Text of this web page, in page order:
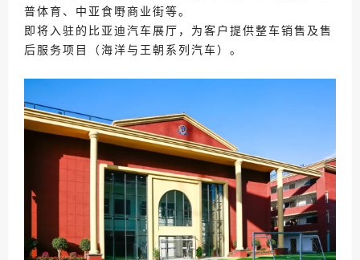
普体育、中亚食嘢商业街等。
即将入驻的比亚迪汽车展厅，为客户提供整车销售及售
后服务项目（海洋与王朝系列汽车）。